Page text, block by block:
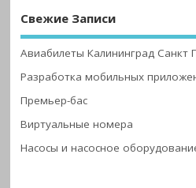
Свежие Записи
Авиабилеты Калининград Санкт
Разработка мобильных
Премьер-бас
Виртуальные номера
Насосы и насосное